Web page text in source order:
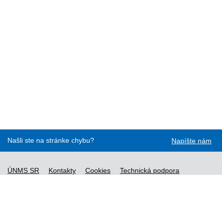
Našli ste na stránke chybu? Napíšte nám
ÚNMS SR Kontakty Cookies
Technická podpora